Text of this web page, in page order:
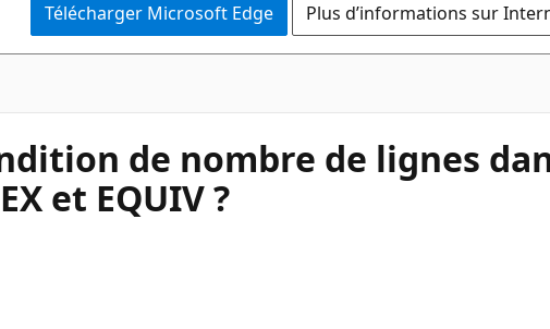
Télécharger Microsoft Edge Plus d’informations sur
de nombre de lignes
et EQUIV ?